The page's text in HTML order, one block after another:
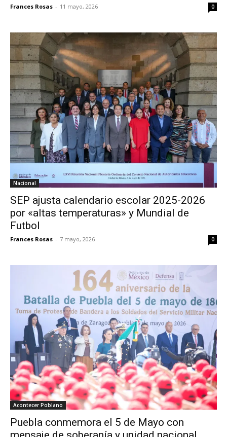
Frances Rosas - 11 mayo, 2026 0
Nacional
SEP ajusta calendario escolar 2025-2026
por «altas temperaturas» y Mundial de
Futbol
Frances Rosas - 7 mayo, 2026 0
Acontecer Poblano
Puebla conmemora el 5 de Mayo con